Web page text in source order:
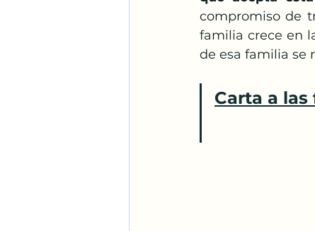
compromiso de
familia crece en
de esa familia se
Carta a